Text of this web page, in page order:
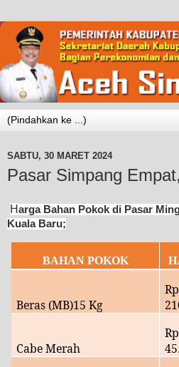
SABTU, 30 MARET 2024
Pasar Simpang
Harga Bahan Pokok di Pasar
Kuala Baru;
BAHAN POKOK
Beras (MB)15 Kg
Rp
Cabe Merah
Rp
45